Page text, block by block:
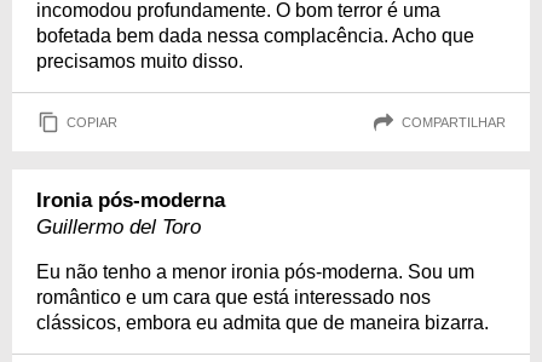
incomodou profundamente. O bom terror é uma
bofetada bem dada nessa complacência. Acho que
precisamos muito disso.
COPIAR COMPARTILHAR
Ironia pós-moderna
Guillermo del Toro
Eu não tenho a menor ironia pós-moderna. Sou um
romântico e um cara que está interessado nos
clássicos, embora eu admita que de maneira bizarra.